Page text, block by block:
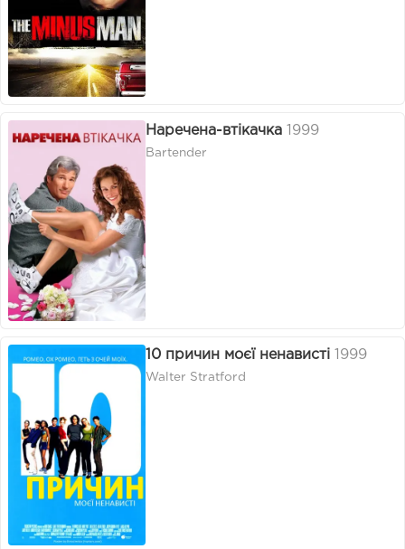
Наречена-втікачка 1999
Bartender
10 причин моєї ненависті 1999
Walter Stratford